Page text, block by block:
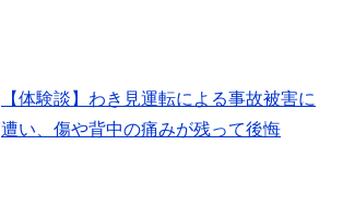
【体験談】わき見運転による事故被害に
遭い、傷や背中の痛みが残って後悔